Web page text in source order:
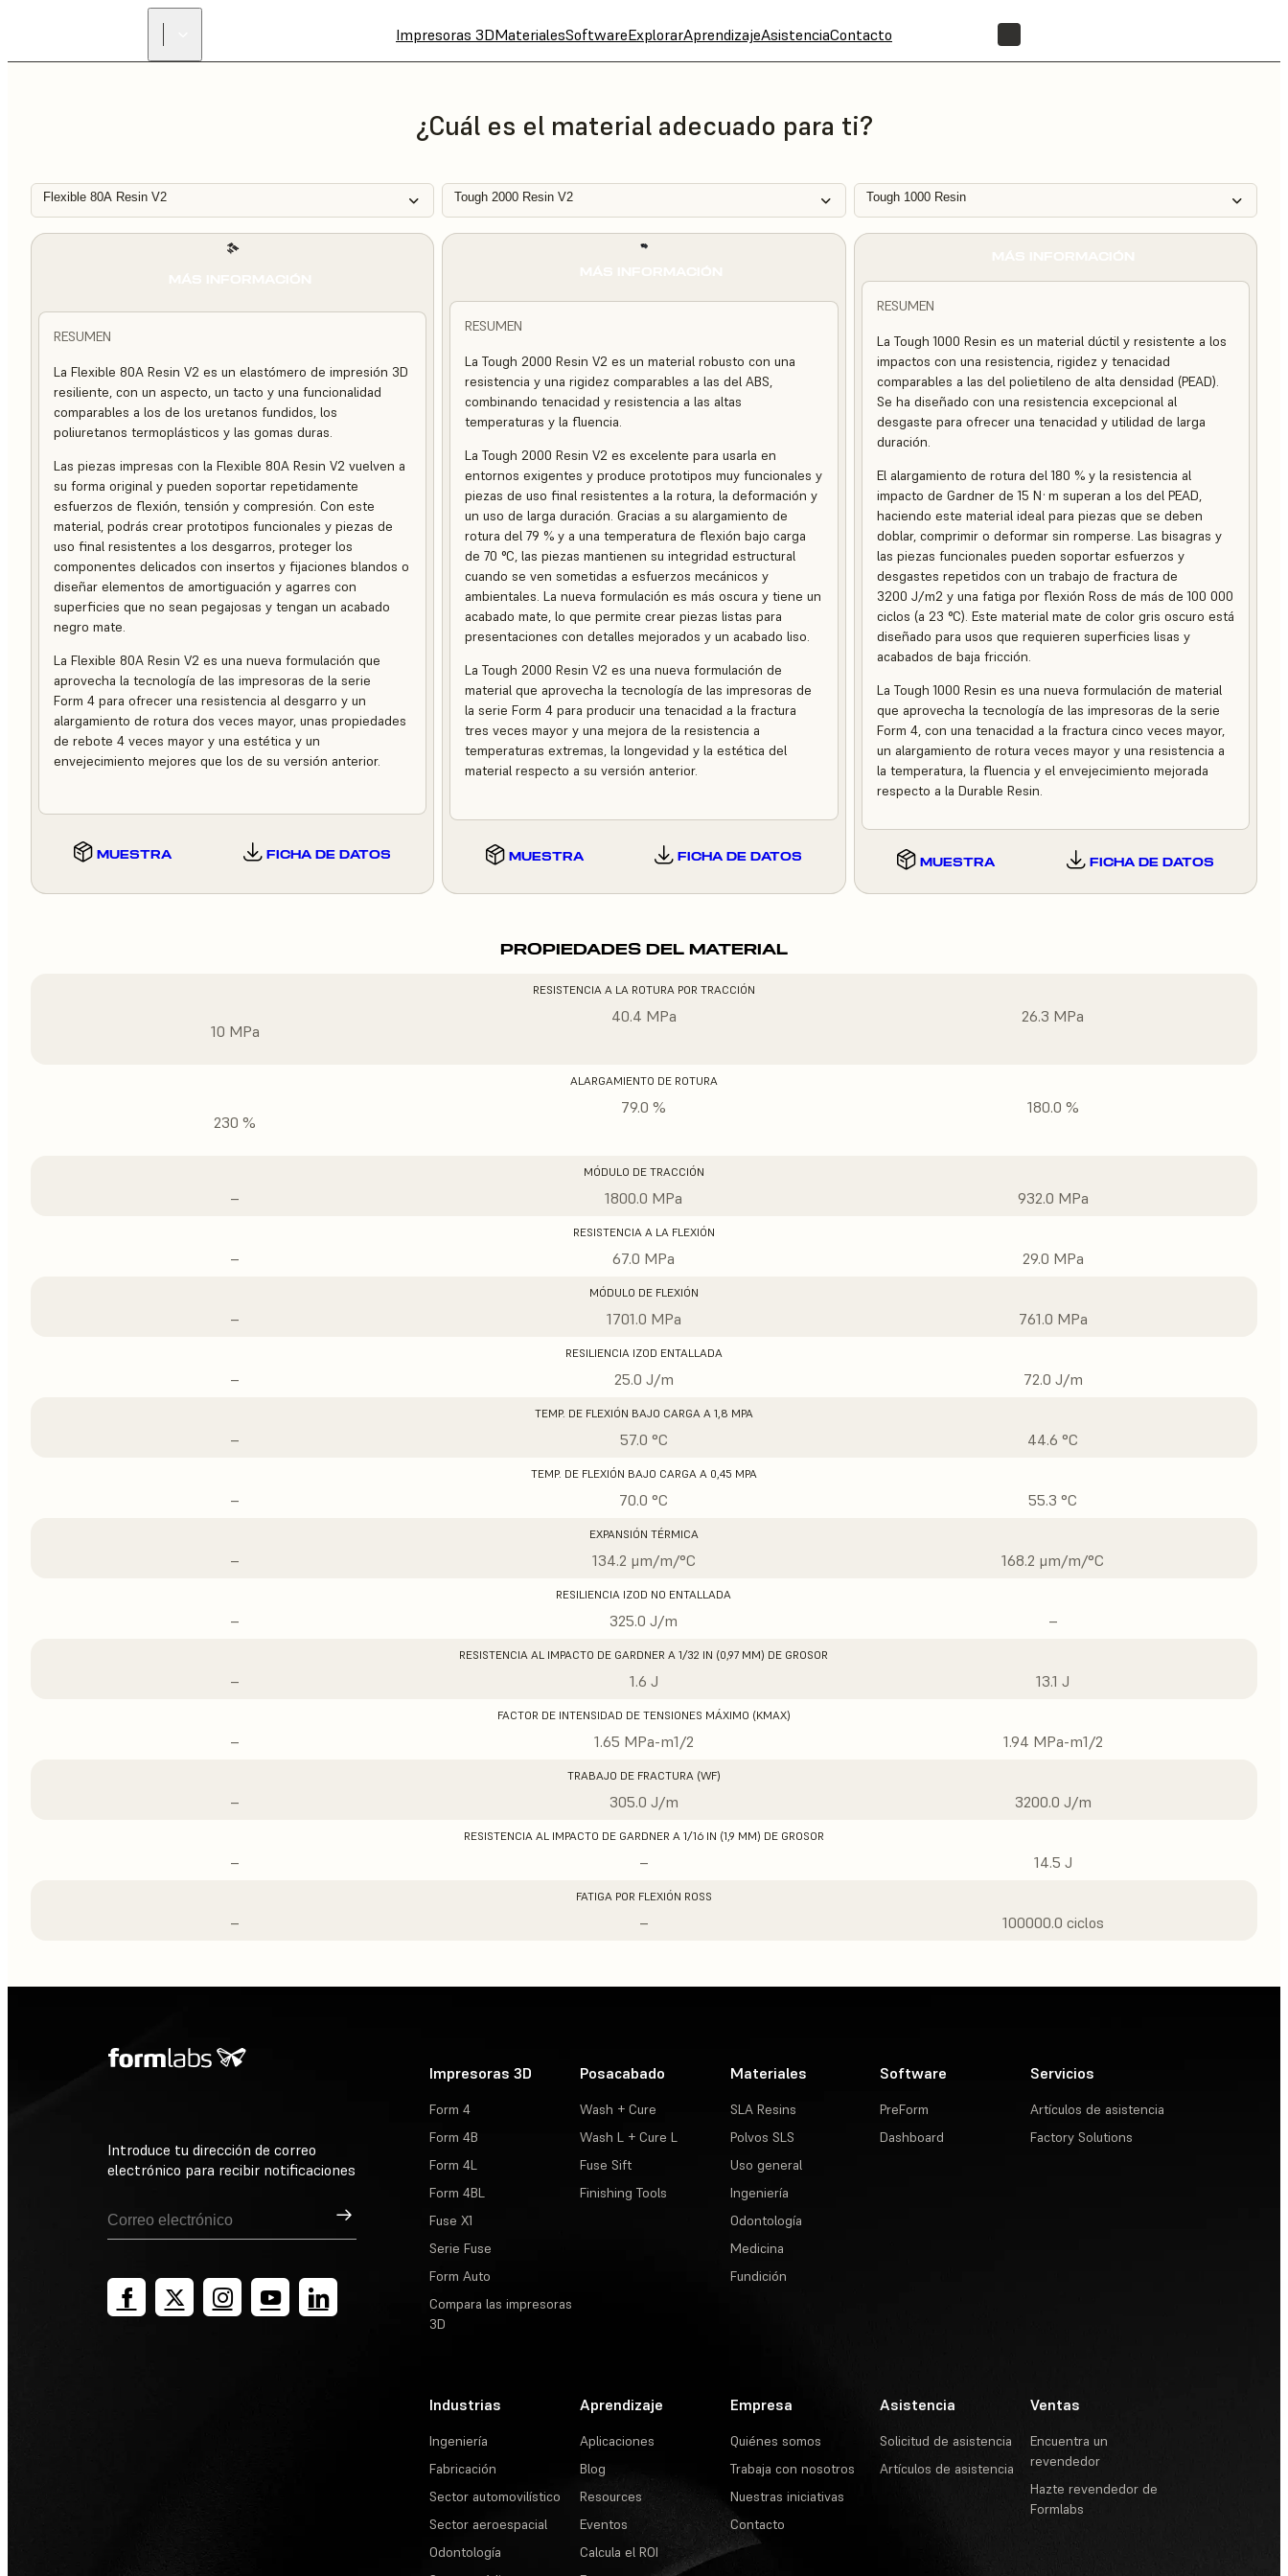
Impresoras 3DMaterialesSoftwareExplorarAprendizajeAsistenciaContacto
¿Cuál es el material adecuado para ti?
Flexible 80A Resin V2 Tough 2000 Resin V2 Tough 1000 Resin
RESUMEN
La Flexible 80A Resin V2 es un elastómero de impresión 3D
resiliente, con un aspecto, un tacto y una funcionalidad
comparables a los de los uretanos fundidos, los
poliuretanos termoplásticos y las gomas duras.
Las piezas impresas con la Flexible 80A Resin V2 vuelven a
su forma original y pueden soportar repetidamente
esfuerzos de flexión, tensión y compresión. Con este
material, podrás crear prototipos funcionales y piezas de
uso final resistentes a los desgarros, proteger los
componentes delicados con insertos y fijaciones blandos o
diseñar elementos de amortiguación y agarres con
superficies que no sean pegajosas y tengan un acabado
negro mate.
La Flexible 80A Resin V2 es una nueva formulación que
aprovecha la tecnología de las impresoras de la serie
Form 4 para ofrecer una resistencia al desgarro y un
alargamiento de rotura dos veces mayor, unas propiedades
de rebote 4 veces mayor y una estética y un
envejecimiento mejores que los de su versión anterior.
MUESTRA FICHA DE DATOS
RESUMEN
La Tough 2000 Resin V2 es un material robusto con una
resistencia y una rigidez comparables a las del ABS,
combinando tenacidad y resistencia a las altas
temperaturas y la fluencia.
La Tough 2000 Resin V2 es excelente para usarla en
entornos exigentes y produce prototipos muy funcionales y
piezas de uso final resistentes a la rotura, la deformación y
un uso de larga duración. Gracias a su alargamiento de
rotura del 79 % y a una temperatura de flexión bajo carga
de 70 °C, las piezas mantienen su integridad estructural
cuando se ven sometidas a esfuerzos mecánicos y
ambientales. La nueva formulación es más oscura y tiene un
acabado mate, lo que permite crear piezas listas para
presentaciones con detalles mejorados y un acabado liso.
La Tough 2000 Resin V2 es una nueva formulación de
material que aprovecha la tecnología de las impresoras de
la serie Form 4 para producir una tenacidad a la fractura
tres veces mayor y una mejora de la resistencia a
temperaturas extremas, la longevidad y la estética del
material respecto a su versión anterior.
MUESTRA FICHA DE DATOS
RESUMEN
La Tough 1000 Resin es un material dúctil y resistente a los
impactos con una resistencia, rigidez y tenacidad
comparables a las del polietileno de alta densidad (PEAD).
Se ha diseñado con una resistencia excepcional al
desgaste para ofrecer una tenacidad y utilidad de larga
duración.
El alargamiento de rotura del 180 % y la resistencia al
impacto de Gardner de 15 N·m superan a los del PEAD,
haciendo este material ideal para piezas que se deben
doblar, comprimir o deformar sin romperse. Las bisagras y
las piezas funcionales pueden soportar esfuerzos y
desgastes repetidos con un trabajo de fractura de
3200 J/m2 y una fatiga por flexión Ross de más de 100 000
ciclos (a 23 °C). Este material mate de color gris oscuro está
diseñado para usos que requieren superficies lisas y
acabados de baja fricción.
La Tough 1000 Resin es una nueva formulación de material
que aprovecha la tecnología de las impresoras de la serie
Form 4, con una tenacidad a la fractura cinco veces mayor,
un alargamiento de rotura veces mayor y una resistencia a
la temperatura, la fluencia y el envejecimiento mejorada
respecto a la Durable Resin.
MUESTRA FICHA DE DATOS
PROPIEDADES DEL MATERIAL
RESISTENCIA A LA ROTURA POR TRACCIÓN
10 MPa
40.4 MPa 26.3 MPa
ALARGAMIENTO DE ROTURA
230 %
79.0 % 180.0 %
MÓDULO DE TRACCIÓN
– 1800.0 MPa 932.0 MPa
RESISTENCIA A LA FLEXIÓN
– 67.0 MPa 29.0 MPa
MÓDULO DE FLEXIÓN
– 1701.0 MPa 761.0 MPa
RESILIENCIA IZOD ENTALLADA
– 25.0 J/m 72.0 J/m
TEMP. DE FLEXIÓN BAJO CARGA A 1,8 MPA
– 57.0 °C 44.6 °C
TEMP. DE FLEXIÓN BAJO CARGA A 0,45 MPA
– 70.0 °C 55.3 °C
EXPANSIÓN TÉRMICA
– 134.2 μm/m/°C 168.2 μm/m/°C
RESILIENCIA IZOD NO ENTALLADA
– 325.0 J/m –
RESISTENCIA AL IMPACTO DE GARDNER A 1/32 IN (0,97 MM) DE GROSOR
– 1.6 J 13.1 J
FACTOR DE INTENSIDAD DE TENSIONES MÁXIMO (KMAX)
– 1.65 MPa-m1/2 1.94 MPa-m1/2
TRABAJO DE FRACTURA (WF)
– 305.0 J/m 3200.0 J/m
RESISTENCIA AL IMPACTO DE GARDNER A 1/16 IN (1,9 MM) DE GROSOR
– – 14.5 J
FATIGA POR FLEXIÓN ROSS
– – 100000.0 ciclos
Introduce tu dirección de correo
electrónico para recibir notificaciones
Suscribirse
Impresoras 3D
Form 4
Form 4B
Form 4L
Form 4BL
Fuse X1
Serie Fuse
Form Auto
Compara las impresoras
3D
Posacabado
Wash + Cure
Wash L + Cure L
Fuse Sift
Finishing Tools
Materiales
SLA Resins
Polvos SLS
Uso general
Ingeniería
Odontología
Medicina
Fundición
Software
PreForm
Dashboard
Servicios
Artículos de asistencia
Factory Solutions
Industrias
Ingeniería
Fabricación
Sector automovilístico
Sector aeroespacial
Odontología
Aprendizaje
Aplicaciones
Blog
Resources
Eventos
Calcula el ROI
Empresa
Quiénes somos
Trabaja con nosotros
Nuestras iniciativas
Contacto
Asistencia
Solicitud de asistencia
Artículos de asistencia
Ventas
Encuentra un
revendedor
Hazte revendedor de
Formlabs